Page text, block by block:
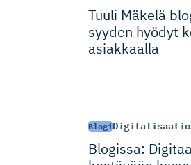
Tuuli Mäkelä
syyden hyödyt
asiakkaalla
BlogiDigitalisaatio
Blogissa: